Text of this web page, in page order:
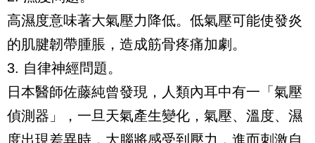
高濕度意味著大氣壓力降低。低氣壓可能使發炎
的肌腱韌帶腫脹，造成筋骨疼痛加劇。
3. 自律神經問題。
日本醫師佐藤純曾發現，人類內耳中有一「氣壓
偵測器」，一旦天氣產生變化，氣壓、溫度、濕
度出現差異時，大腦將感受到壓力，進而刺激自